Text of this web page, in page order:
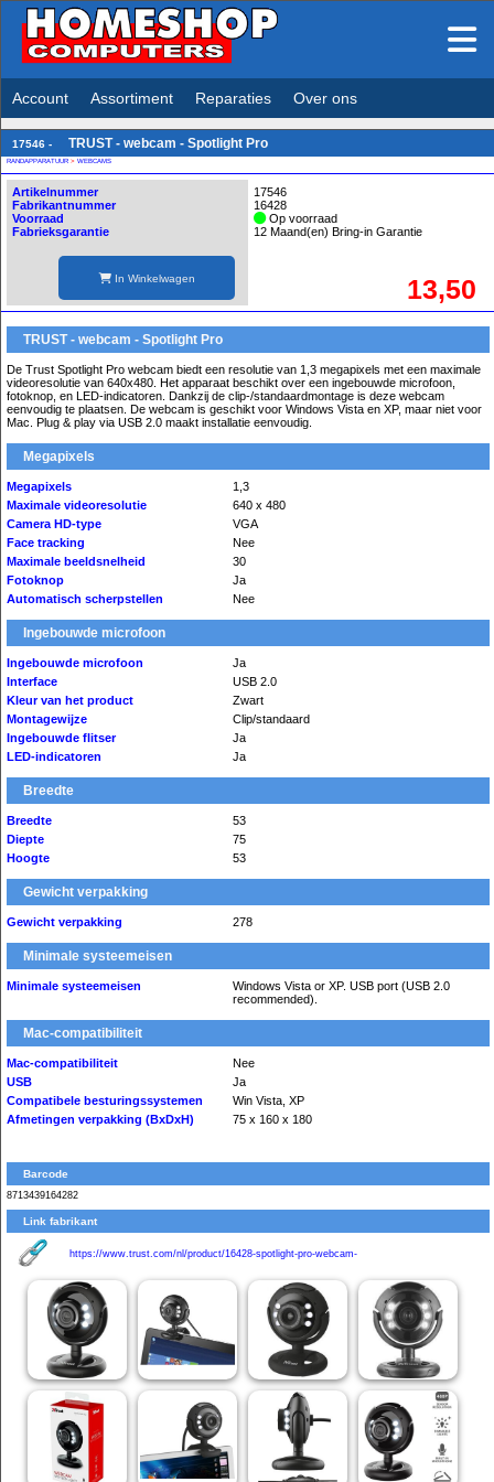
Account Assortiment Reparaties Over ons
17546 - TRUST - webcam - Spotlight Pro
RANDAPPARATUUR > WEBCAMS
Artikelnummer
Fabrikantnummer
Voorraad
Fabrieksgarantie
In Winkelwagen
17546
16428
Op voorraad
12 Maand(en) Bring-in Garantie
13,50
TRUST - webcam - Spotlight Pro
De Trust Spotlight Pro webcam biedt een resolutie van 1,3 megapixels met een maximale
videoresolutie van 640x480. Het apparaat beschikt over een ingebouwde microfoon,
fotoknop, en LED-indicatoren. Dankzij de clip-/standaardmontage is deze webcam
eenvoudig te plaatsen. De webcam is geschikt voor Windows Vista en XP, maar niet voor
Mac. Plug & play via USB 2.0 maakt installatie eenvoudig.
Megapixels
Megapixels
1,3
Maximale videoresolutie
640 x 480
Camera HD-type
VGA
Face tracking
Nee
Maximale beeldsnelheid
30
Fotoknop
Ja
Automatisch scherpstellen
Nee
Ingebouwde microfoon
Ingebouwde microfoon
Ja
Interface
USB 2.0
Kleur van het product
Zwart
Montagewijze
Clip/standaard
Ingebouwde flitser
Ja
LED-indicatoren
Ja
Breedte
Breedte
53
Diepte
75
Hoogte
53
Gewicht verpakking
Gewicht verpakking 278
Minimale systeemeisen
Minimale systeemeisen
Windows Vista or XP. USB port (USB 2.0
recommended).
Mac-compatibiliteit
Mac-compatibiliteit
Nee
USB
Ja
Compatibele besturingssystemen
Win Vista, XP
Afmetingen verpakking (BxDxH)
75 x 160 x 180
Barcode
8713439164282
Link fabrikant
https://www.trust.com/nl/product/16428-spotlight-pro-webcam-